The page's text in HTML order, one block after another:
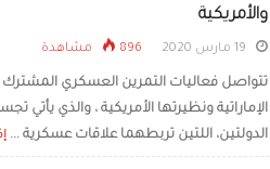
والأمريكية
896 مشاهدة
الإماراتية ونظيرتها الأمريكية ، والذي
الدولتين، اللتين تربطهما علاقات عسكرية ...